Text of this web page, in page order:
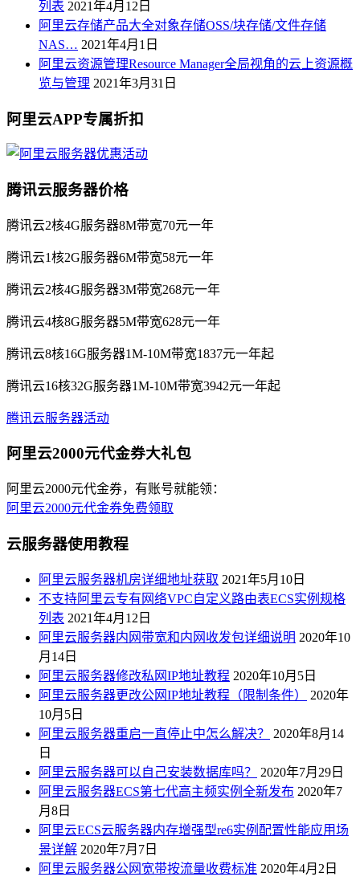
列表 2021年4月12日
阿里云存储产品大全对象存储OSS/块存储/文件存储
NAS… 2021年4月1日
阿里云资源管理Resource Manager全局视角的云上资源概
览与管理 2021年3月31日
阿里云APP专属折扣
腾讯云服务器价格
腾讯云2核4G服务器8M带宽70元一年
腾讯云1核2G服务器6M带宽58元一年
腾讯云2核4G服务器3M带宽268元一年
腾讯云4核8G服务器5M带宽628元一年
腾讯云8核16G服务器1M-10M带宽1837元一年起
腾讯云16核32G服务器1M-10M带宽3942元一年起
腾讯云服务器活动
阿里云2000元代金券大礼包
阿里云2000元代金券，有账号就能领：
阿里云2000元代金券免费领取
云服务器使用教程
阿里云服务器机房详细地址获取 2021年5月10日
不支持阿里云专有网络VPC自定义路由表ECS实例规格
列表 2021年4月12日
阿里云服务器内网带宽和内网收发包详细说明 2020年10
月14日
阿里云服务器修改私网IP地址教程 2020年10月5日
阿里云服务器更改公网IP地址教程（限制条件）
2020年
10月5日
阿里云服务器重启一直停止中怎么解决？
2020年8月14
日
阿里云服务器可以自己安装数据库吗？
2020年7月29日
阿里云服务器ECS第七代高主频实例全新发布 2020年7
月8日
阿里云ECS云服务器内存增强型re6实例配置性能应用场
景详解 2020年7月7日
阿里云服务器公网宽带按流量收费标准 2020年4月2日